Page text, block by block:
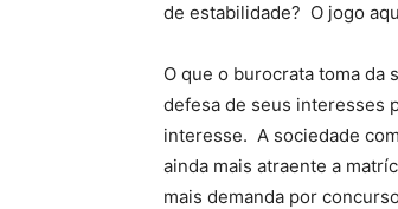
de estabilidade? O jogo
O que o burocrata toma
defesa de seus interesses
interesse. A sociedade
ainda mais atraente a
mais demanda por